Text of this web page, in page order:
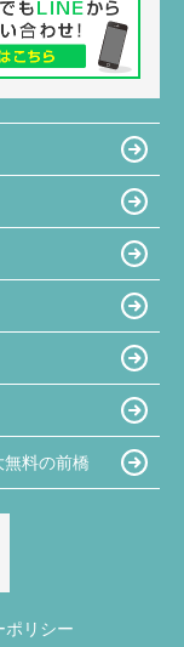
料の前橋
ポリシー